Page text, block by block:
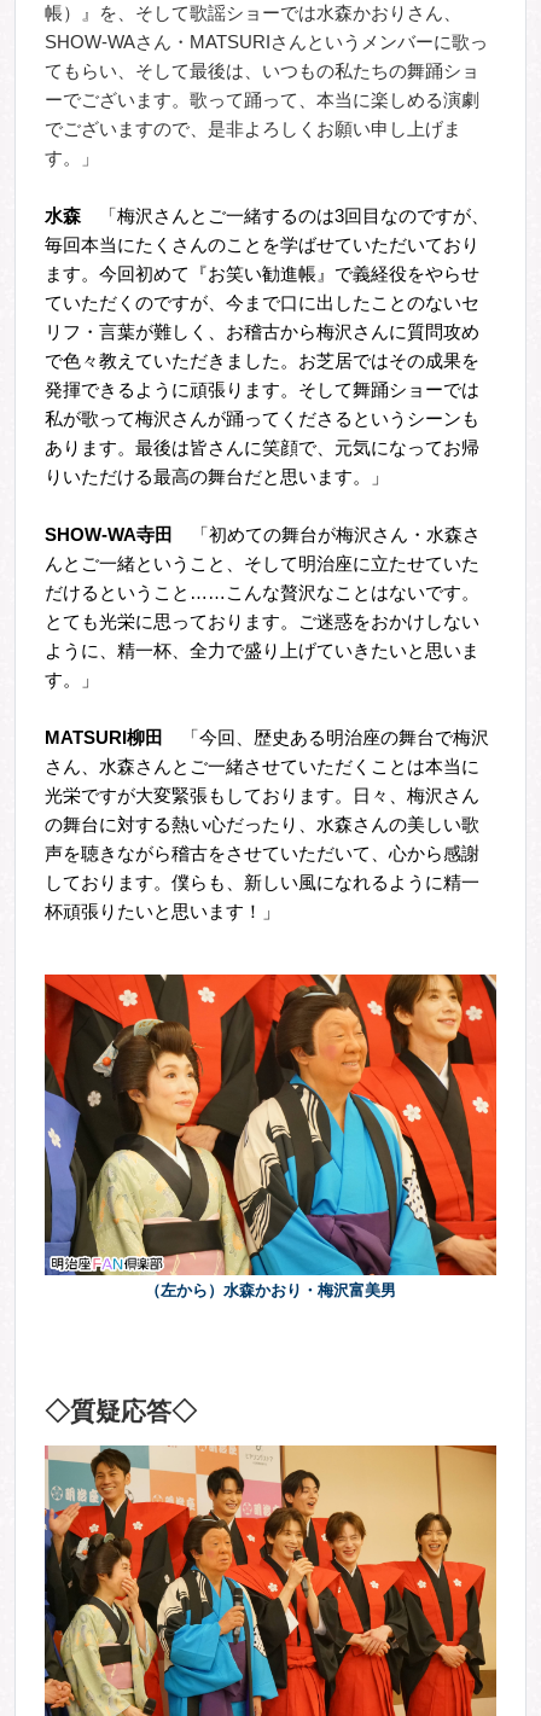
帳）』を、そして歌謡ショーでは水森かおりさん、
SHOW-WAさん・MATSURIさんというメンバーに歌っ
てもらい、そして最後は、いつもの私たちの舞踊ショ
ーでございます。歌って踊って、本当に楽しめる演劇
でございますので、是非よろしくお願い申し上げま
す。」
水森 「梅沢さんとご一緒するのは3回目なのですが、
毎回本当にたくさんのことを学ばせていただいており
ます。今回初めて『お笑い勧進帳』で義経役をやらせ
ていただくのですが、今まで口に出したことのないセ
リフ・言葉が難しく、お稽古から梅沢さんに質問攻め
で色々教えていただきました。お芝居ではその成果を
発揮できるように頑張ります。そして舞踊ショーでは
私が歌って梅沢さんが踊ってくださるというシーンも
あります。最後は皆さんに笑顔で、元気になってお帰
りいただける最高の舞台だと思います。
」
SHOW-WA寺田
「初めての舞台が梅沢さん・水森さ
んとご一緒ということ、そして明治座に立たせていた
だけるということ……こんな贅沢なことはないです。
とても光栄に思っております。ご迷惑をおかけしない
ように、精一杯、全力で盛り上げていきたいと思いま
す。」
MATSURI 柳田
「今回、歴史ある明治座の舞台で梅沢
さん、水森さんとご一緒させていただくことは本当に
光栄ですが大変緊張もしております。日々、梅沢さん
の舞台に対する熱い心だったり、水森さんの美しい歌
声を聴きながら稽古をさせていただいて、心から感謝
しております。僕らも、新しい風になれるように精一
杯頑張りたいと思います！」
（左から）水森かおり・梅沢富美男
◇質疑応答◇